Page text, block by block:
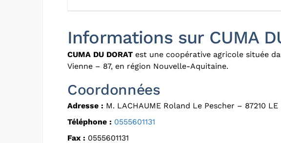
Informations sur CUMA
CUMA DU DORAT est une coopérative agricole située
Vienne – 87, en région Nouvelle-Aquitaine.
Coordonnées
Adresse : M. LACHAUME Roland Le Pescher – 87210 LE
Téléphone : 0555601131
Fax : 0555601131